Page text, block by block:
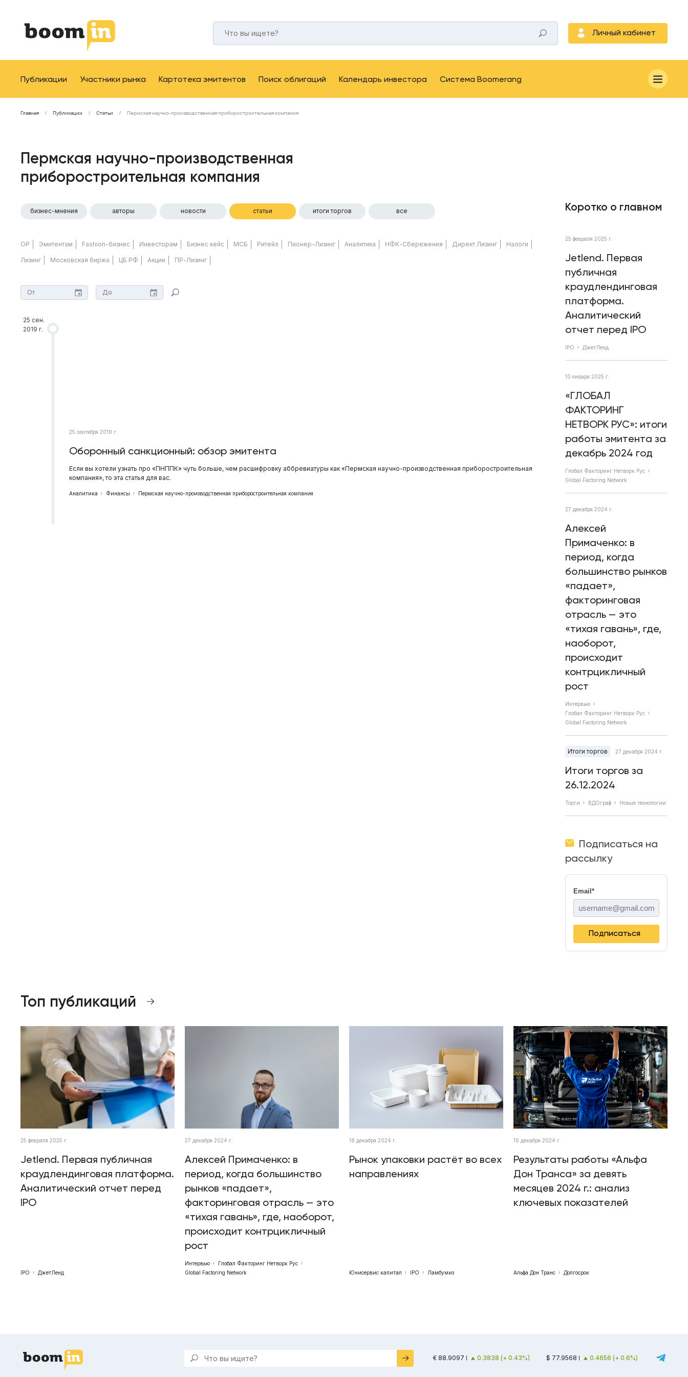
Личный кабинет
Публикации Участники рынка Картотека эмитентов Поиск облигаций Календарь инвестора Система Boomerang
Главная Публикации Статьи Пермская научно-производственная приборостроительная компания
Пермская научно-производственная
приборостроительная компания
бизнес-мнения авторы новости статьи итоги торгов все
ОР Эмитентам Fashion-бизнес Инвесторам Бизнес кейс МСБ Ритейл Пионер-Лизинг Аналитика НФК-Сбережения Директ Лизинг Налоги
Лизинг Московская биржа ЦБ РФ Акции ПР-Лизинг
25 сен.
2019 г.
25 сентября 2019 г.
Оборонный санкционный: обзор эмитента
Если вы хотели узнать про «ПНППК» чуть больше, чем расшифровку аббревиатуры как «Пермская научно-производственная приборостроительная
компания», то эта статья для вас.
Аналитика Финансы Пермская научно-производственная приборостроительная компания
Коротко о главном
25 февраля 2025 г.
Jetlend. Первая
публичная
краудлендинговая
платформа.
Аналитический
отчет перед IPO
IPO ДжетЛенд
10 января 2025 г.
«ГЛОБАЛ
ФАКТОРИНГ
НЕТВОРК РУС»: итоги
работы эмитента за
декабрь 2024 год
Глобал Факторинг Нетворк Рус
Global Factoring Network
27 декабря 2024 г.
Алексей
Примаченко: в
период, когда
большинство рынков
«падает»,
факторинговая
отрасль — это
«тихая гавань», где,
наоборот,
происходит
контрцикличный
рост
Интервью
Глобал Факторинг Нетворк Рус
Global Factoring Network
Итоги торгов 27 декабря 2024 г.
Итоги торгов за
26.12.2024
Торги ВДОграф Новые технологии
Подписаться на
рассылку
Email *
Подписаться
Топ публикаций
25 февраля 2025 г.
Jetlend. Первая публичная
краудлендинговая платформа.
Аналитический отчет перед
IPO
IPO ДжетЛенд
27 декабря 2024 г.
Алексей Примаченко: в
период, когда большинство
рынков «падает»,
факторинговая отрасль — это
«тихая гавань», где, наоборот,
происходит контрцикличный
рост
Интервью
Глобал Факторинг Нетворк Рус
Global Factoring Network
18 декабря 2024 г.
Рынок упаковки растёт во всех
направлениях
Юнисервис капитал IPO Ламбумиз
16 декабря 2024 г.
Результаты работы «Альфа
Дон Транса» за девять
месяцев 2024 г.: анализ
ключевых показателей
Альфа Дон Транс Долгосрок
€ 88.9097 0.3838 (+ 0.43%) $ 77.9568 0.4656 (+ 0.6%)